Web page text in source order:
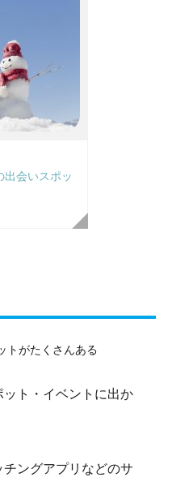
出会いスポッ
トがたくさんある
ト・イベントに出か
ングアプリなどのサ